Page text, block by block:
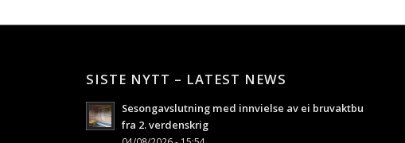
SISTE NYTT – LATEST NEWS
Sesongavslutning med innvielse av ei bruvaktbu
fra 2. verdenskrig